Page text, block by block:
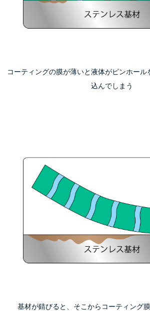
コーティングの膜が薄いと液体がピンホー
込んでしまう
基材が錆びると、そこからコーティング